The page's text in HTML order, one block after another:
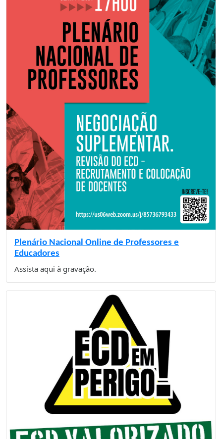
Plenário Nacional Online de Professores e
Educadores
Assista aqui à gravação.